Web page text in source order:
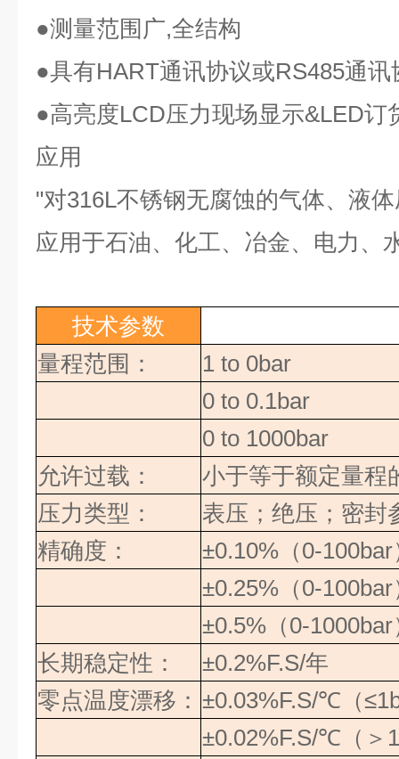
●测量范围广,全结构
●具有HART通讯协议或RS485通讯
●高亮度LCD压力现场显示&LED订
应用
"对316L不锈钢无腐蚀的气体、液
应用于石油、化工、冶金、电力、
技术参数
量程范围：
1 to 0bar
0 to 0.1bar
0 to 1000bar
允许过载：
小于等于额定量程
压力类型：
表压；绝压；密封
精确度：
±0.10% （0-100bar
±0.25% （0-100bar
±0.5% （0-1000bar
长期稳定性：
±0.2%F.S/年
零点温度漂移： ±0.03%F.S/℃（≤
±0.02%F.S/℃（＞